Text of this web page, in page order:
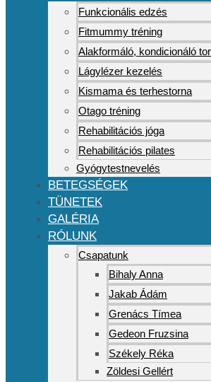
Funkcionális edzés
Fitmummy tréning
Alakformáló, kondicionáló
Lágylézer kezelés
Kismama és terhestorna
Otago tréning
Rehabilitációs jóga
Rehabilitációs pilates
Gyógytestnevelés
BETEGSÉGEK
TÜNETEK
GALÉRIA
RÓLUNK
Csapatunk
Bihaly Anna
Jakab Ádám
Grenács Tímea
Gedeon Fruzsina
Székely Réka
Zöldesi Gellért